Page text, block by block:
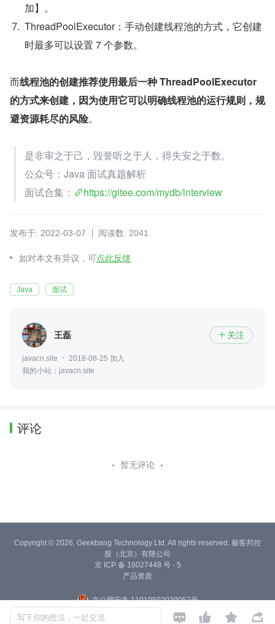
加】。
ThreadPoolExecutor：手动创建线程池的方式，它创建
时最多可以设置 7 个参数。
而线程池的创建推荐使用最后一种 ThreadPoolExecutor
的方式来创建，因为使用它可以明确线程池的运行规则，规
避资源耗尽的风险。​
是非审之于己，毁誉听之于人，得失安之于数。
公众号：Java 面试真题解析
面试合集：
https://gitee.com/mydb/interview
发布于: 2022-03-07 阅读数: 2041
如对本文有异议，可点此反馈
Java 面试
王磊  关注
javacn.site
2018-08-25 加入
我的小站：javacn.site
评论
暂无评论
写下你的想法，一起交流    
Copyright © 2026, Geekbang Technology Ltd. All rights reserved. 极客邦控
股（北京）有限公司
京 ICP 备 16027448 号 - 5
产品资质
京公网安备 11010502039052号